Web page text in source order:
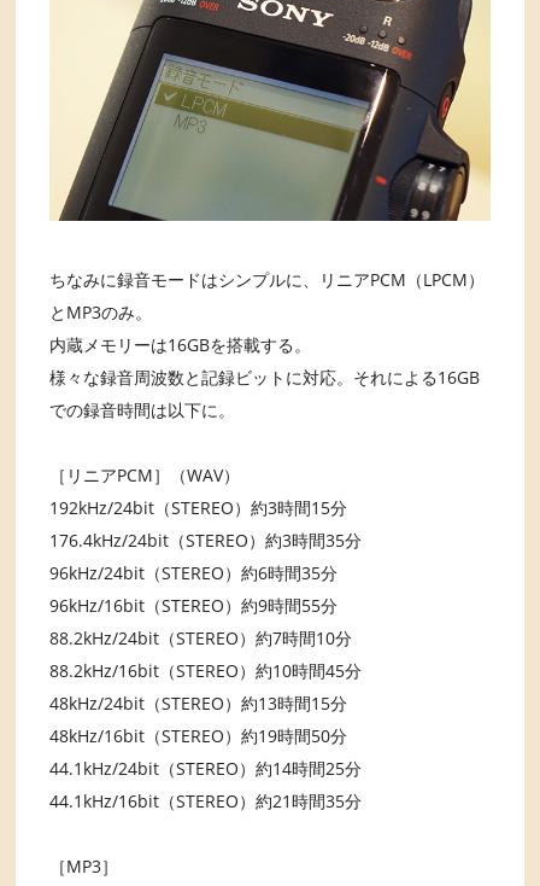
ちなみに録音モードはシンプルに、リニアPCM（LPCM）
とMP3のみ。
内蔵メモリーは16GBを搭載する。
様々な録音周波数と記録ビットに対応。それによる16GB
での録音時間は以下に。
［リニアPCM］（WAV）
192kHz/24bit（STEREO）約3時間15分
176.4kHz/24bit（STEREO）約3時間35分
96kHz/24bit（STEREO）約6時間35分
96kHz/16bit（STEREO）約9時間55分
88.2kHz/24bit（STEREO）約7時間10分
88.2kHz/16bit（STEREO）約10時間45分
48kHz/24bit（STEREO）約13時間15分
48kHz/16bit（STEREO）約19時間50分
44.1kHz/24bit（STEREO）約14時間25分
44.1kHz/16bit（STEREO）約21時間35分
［MP3］